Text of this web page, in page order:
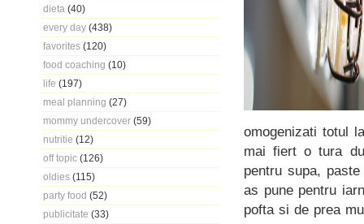
dieta (40)
every day (438)
favorites (120)
food coaching (10)
life (197)
meal planning (27)
mommy undercover (59)
nutritie (12)
off topic (126)
oldies (115)
party food (52)
publicitate (33)
omogenizati totul
mai fiert o tura
pentru supa,
as pune pentru
pofta si de prea